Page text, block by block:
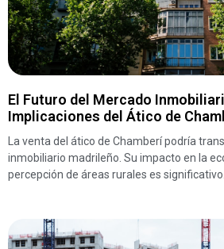
El Futuro del Mercado
Implicaciones del Ático de
La venta del ático de Chamberí podría
inmobiliario madrileño. Su impacto en la
percepción de áreas rurales es significativo.